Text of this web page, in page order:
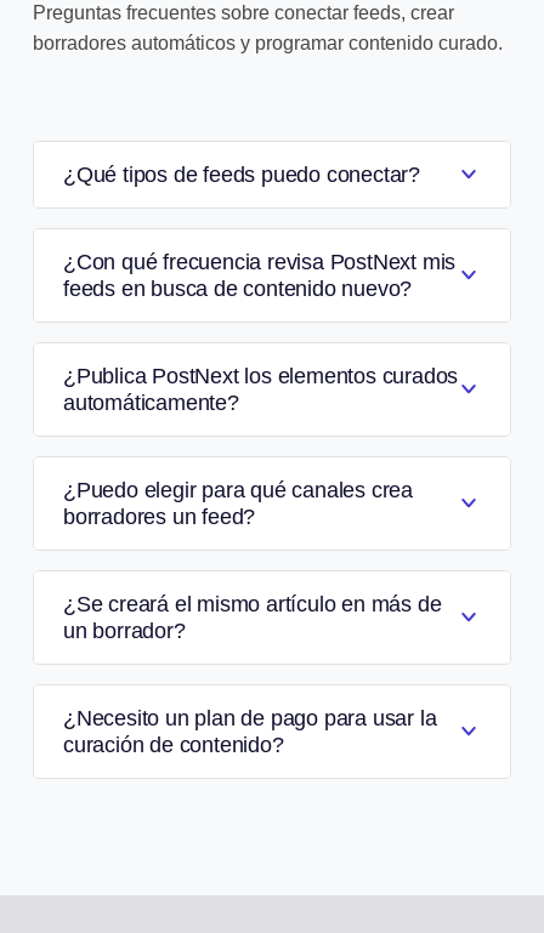
Preguntas frecuentes sobre conectar feeds, crear
borradores automáticos y programar contenido curado.
¿Qué tipos de feeds puedo conectar?
¿Con qué frecuencia revisa PostNext mis
feeds en busca de contenido nuevo?
¿Publica PostNext los elementos curados
automáticamente?
¿Puedo elegir para qué canales crea
borradores un feed?
¿Se creará el mismo artículo en más de
un borrador?
¿Necesito un plan de pago para usar la
curación de contenido?